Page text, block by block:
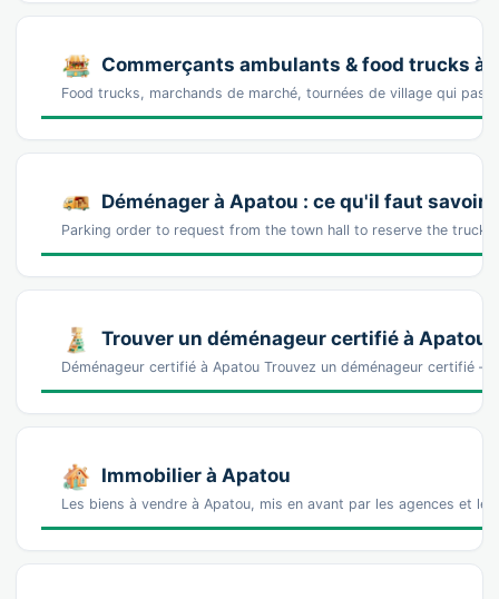
Commerçants ambulants & food trucks à
Food trucks, marchands de marché, tournées de village qui
Déménager à Apatou : ce qu'il faut savoir
Parking order to request from the town hall to reserve the truck
Trouver un déménageur certifié à Apatou
Déménageur certifié à Apatou Trouvez un déménageur certifié
Immobilier à Apatou
Les biens à vendre à Apatou, mis en avant par les agences et